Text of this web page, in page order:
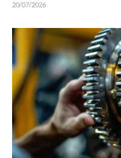
20/07/2026